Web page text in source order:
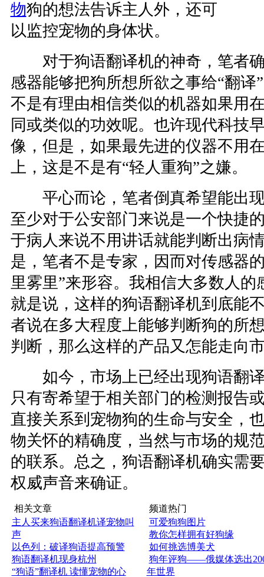
物狗的想法告诉主人外，还可
以监控宠物的身体状。
对于狗语翻译机的神奇，笔者确
感器能够把狗所想所欲之事给“翻译
不是有理由相信类似的机器如果用
同或类似的功效呢。也许现代科技
像，但是，如果最先进的仪器不用
上，这是不是有“轻人重狗”之嫌。
平心而论，笔者倒真希望能出现
至少对于公安部门来说是一个快捷
于病人来说不用讲话就能判断出
是，笔者不是专家，因而对传感器
里雾里”来形容。我相信大多数人的
就是说，这样的狗语翻译机到底能
者说在多大程度上能够判断狗的所
判断，那么这样的产品又怎能走向
如今，市场上已经出现狗语翻译
只有寄希望于相关部门的检测报告
直接关系到宠物狗的生命与安全，
物关怀的精确度，当然与市场的规
的联系。总之，狗语翻译机确实需
权威声音来确证。
相关文章
主人买来狗语翻译机译宠物叫
声
以色列：破译狗语提高预警
狗语翻译机现身杭州
“狗语”翻译机 读懂宠物的心
频道热门
可爱狗狗图片
教你怎样拥有好狗缘
如何挑选博美犬
狗年评狗——俄媒体选出
年世界